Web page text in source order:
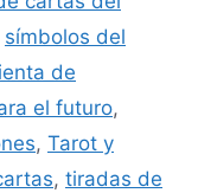
símbolos del
de
el futuro,
, Tarot y
, tiradas de